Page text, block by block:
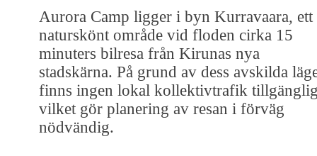
Aurora Camp ligger i byn Kurravaara, ett
naturskönt område vid floden cirka 15
minuters bilresa från Kirunas nya
stadskärna. På grund av dess avskilda
finns ingen lokal kollektivtrafik
vilket gör planering av resan i förväg
nödvändig.